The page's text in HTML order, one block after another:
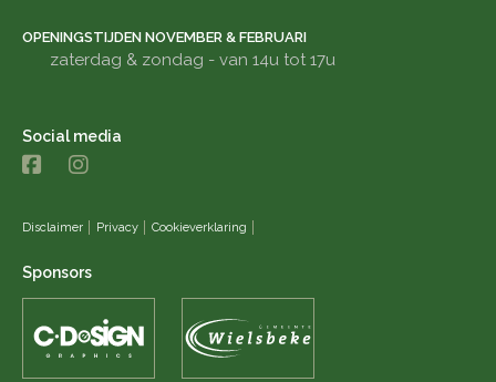
OPENINGSTIJDEN NOVEMBER & FEBRUARI
zaterdag & zondag - van 14u tot 17u
Social media
Disclaimer Privacy Cookieverklaring
Sponsors